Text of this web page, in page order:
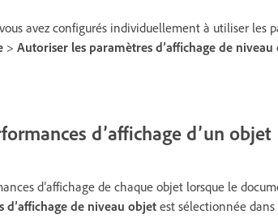
avez configurés individuellement à utiliser les
> Autoriser les paramètres d’affichage de niveau
d’affichage d’un objet
d’affichage de chaque objet lorsque le
d’affichage de niveau objet est sélectionnée